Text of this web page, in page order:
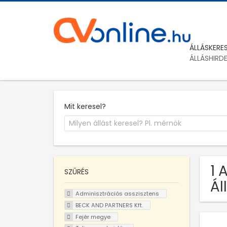
Mit keresel?
1
SZŰRÉS
Adminisztrációs asszisztens
BECK AND PARTNERS Kft.
Fejér megye